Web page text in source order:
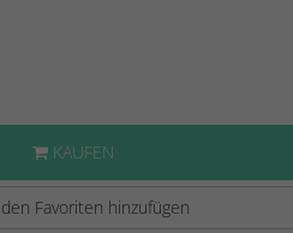
KAUFEN
Favoriten hinzufügen